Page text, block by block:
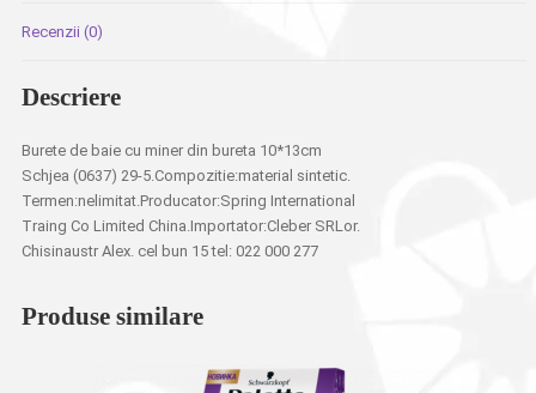
Recenzii (0)
Descriere
Burete de baie cu miner din bureta 10*13cm
Schjea (0637) 29-5.Compozitie:material sintetic.
Termen:nelimitat.Producator:Spring International
Traing Co Limited China.Importator:Cleber SRLor.
Chisinaustr Alex. cel bun 15 tel: 022 000 277
Produse similare